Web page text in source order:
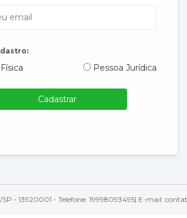
Pessoa Jurídica
Cadastrar
- 13920001 - Telefone: 19998093495| E-mail: